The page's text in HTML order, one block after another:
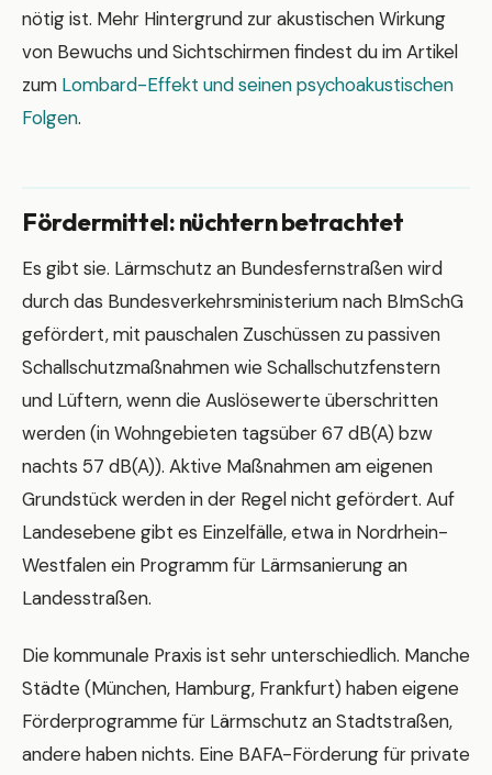
nötig ist. Mehr Hintergrund zur akustischen Wirkung
von Bewuchs und Sichtschirmen findest du im Artikel
zum Lombard-Effekt und seinen psychoakustischen
Folgen.
Fördermittel: nüchtern betrachtet
Es gibt sie. Lärmschutz an Bundesfernstraßen wird
durch das Bundesverkehrsministerium nach BImSchG
gefördert, mit pauschalen Zuschüssen zu passiven
Schallschutzmaßnahmen wie Schallschutzfenstern
und Lüftern, wenn die Auslösewerte überschritten
werden (in Wohngebieten tagsüber 67 dB(A) bzw
nachts 57 dB(A)). Aktive Maßnahmen am eigenen
Grundstück werden in der Regel nicht gefördert. Auf
Landesebene gibt es Einzelfälle, etwa in Nordrhein-
Westfalen ein Programm für Lärmsanierung an
Landesstraßen.
Die kommunale Praxis ist sehr unterschiedlich. Manche
Städte (München, Hamburg, Frankfurt) haben eigene
Förderprogramme für Lärmschutz an Stadtstraßen,
andere haben nichts. Eine BAFA-Förderung für private